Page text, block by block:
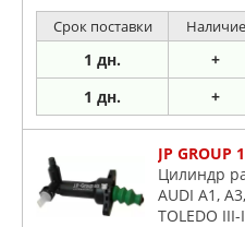
Срок поставки Наличие
1 дн. +
1 дн. +
JP GROUP
Цилиндр
AUDI A1,
TOLEDO III-